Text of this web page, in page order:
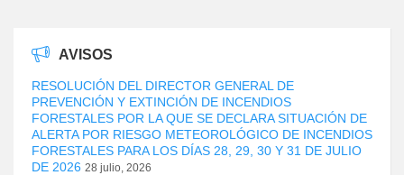
AVISOS
RESOLUCIÓN DEL DIRECTOR GENERAL DE
PREVENCIÓN Y EXTINCIÓN DE INCENDIOS
FORESTALES POR LA QUE SE DECLARA SITUACIÓN DE
ALERTA POR RIESGO METEOROLÓGICO DE INCENDIOS
FORESTALES PARA LOS DÍAS 28, 29, 30 Y 31 DE JULIO
DE 2026 28 julio, 2026